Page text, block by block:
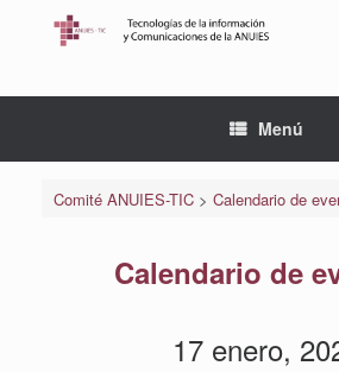
Menú
Comité ANUIES-TIC> Calendario de
Calendario de
17 enero,